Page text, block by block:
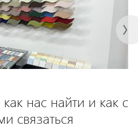
нас найти и как с
связаться